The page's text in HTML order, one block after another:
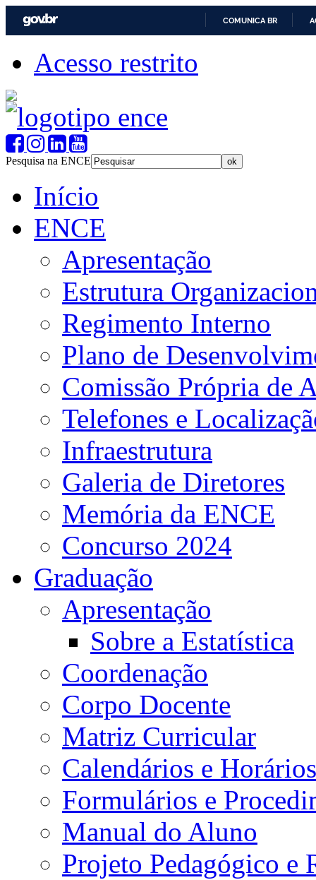
COMUNICA BR
Acesso restrito
Pesquisa na ENCE
Início
ENCE
Apresentação
Estrutura
Regimento Interno
Plano de
Comissão Própria de
Telefones e
Infraestrutura
Galeria de Diretores
Memória da ENCE
Concurso 2024
Graduação
Apresentação
Sobre a Estatística
Coordenação
Corpo Docente
Matriz Curricular
Calendários e Horários
Formulários e
Manual do Aluno
Projeto Pedagógico e